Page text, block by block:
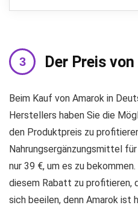
Der Preis
Beim Kauf von Amarok in
Herstellers haben Sie die
den Produktpreis zu
Nahrungsergänzungsmittel
nur 39 €, um es zu
diesem Rabatt zu profitieren,
sich beeilen, denn Amarok ist